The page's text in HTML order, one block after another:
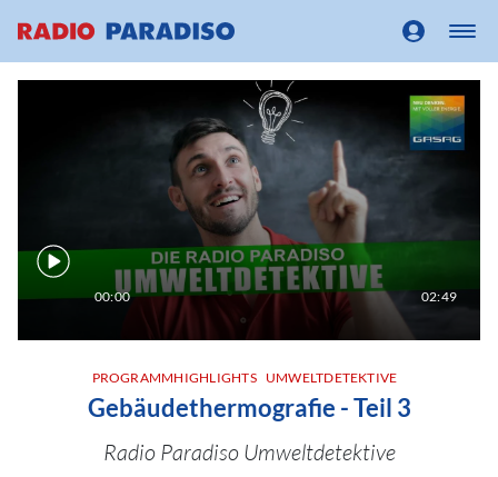
00:00 02:49
PROGRAMMHIGHLIGHTS UMWELTDETEKTIVE
Gebäudethermografie - Teil 3
Radio Paradiso Umweltdetektive